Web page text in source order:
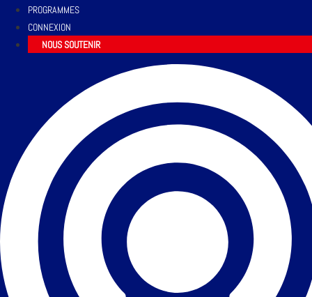
PROGRAMMES
CONNEXION
NOUS SOUTENIR